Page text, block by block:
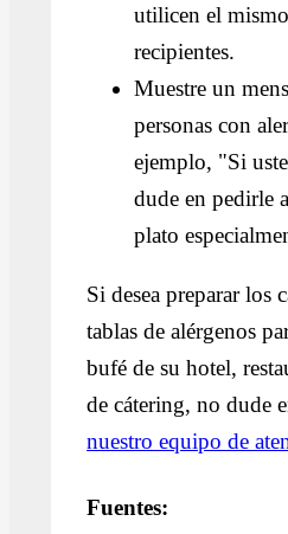
utilicen el
recipientes.
Muestre un
personas con
ejemplo, "Si
dude en pedirle
plato
Si desea preparar los
tablas de alérgenos
bufé de su hotel,
de cátering, no dude
nuestro equipo de
Fuentes: